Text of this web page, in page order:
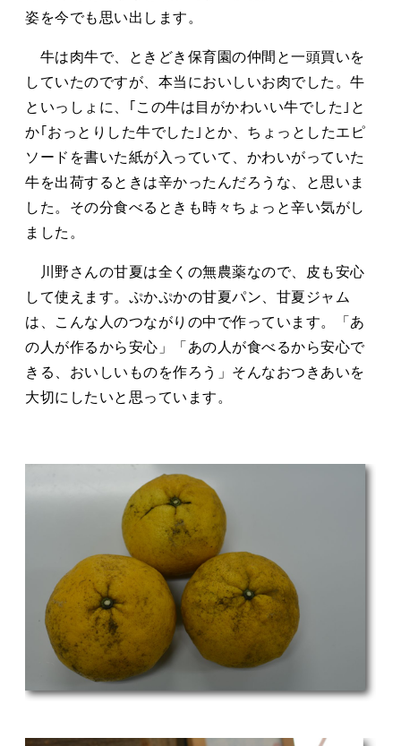
姿を今でも思い出します。
牛は肉牛で、ときどき保育園の仲間と一頭買いを
していたのですが、本当においしいお肉でした。牛
といっしょに、｢この牛は目がかわいい牛でした｣と
か｢おっとりした牛でした｣とか、ちょっとしたエピ
ソードを書いた紙が入っていて、かわいがっていた
牛を出荷するときは辛かったんだろうな、と思いま
した。その分食べるときも時々ちょっと辛い気がし
ました。
川野さんの甘夏は全くの無農薬なので、皮も安心
して使えます。ぷかぷかの甘夏パン、甘夏ジャム
は、こんな人のつながりの中で作っています。「あ
の人が作るから安心」「あの人が食べるから安心で
きる、おいしいものを作ろう」そんなおつきあいを
大切にしたいと思っています。